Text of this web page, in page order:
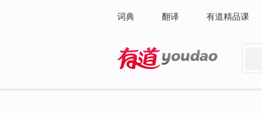
词典 翻译 有道精品课